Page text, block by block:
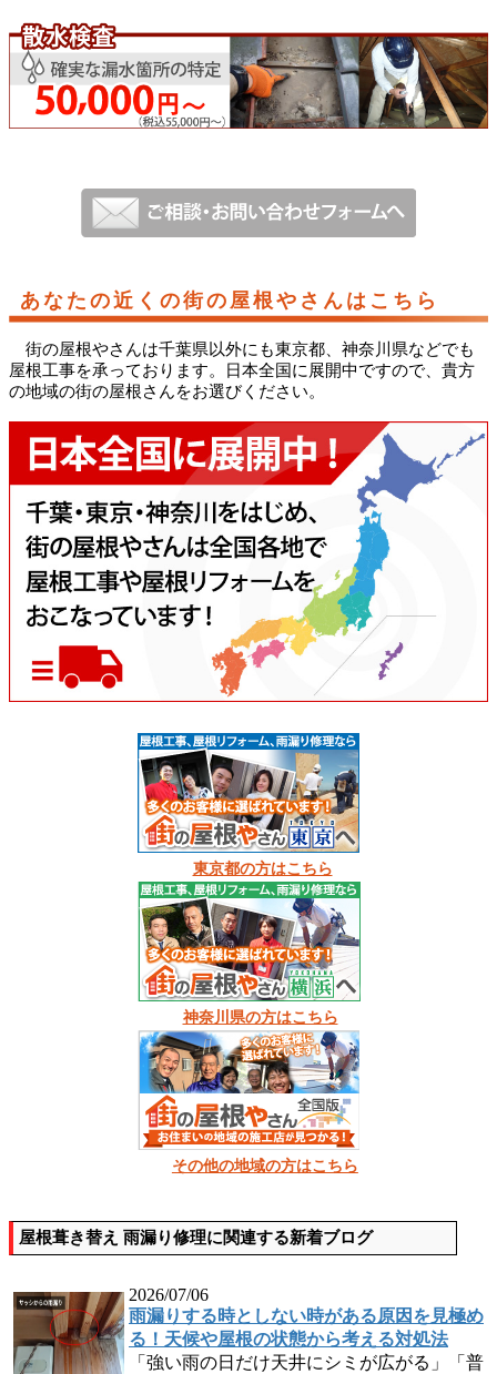
あなたの近くの街の屋根やさんはこちら
街の屋根やさんは千葉県以外にも東京都、神奈川県などでも
屋根工事を承っております。日本全国に展開中ですので、貴方
の地域の街の屋根さんをお選びください。
東京都の方はこちら
神奈川県の方はこちら
その他の地域の方はこちら
屋根葺き替え 雨漏り修理に関連する新着ブログ
2026/07/06
雨漏りする時としない時がある原因を見極め
る！天候や屋根の状態から考える対処法
「強い雨の日だけ天井にシミが広がる」「普